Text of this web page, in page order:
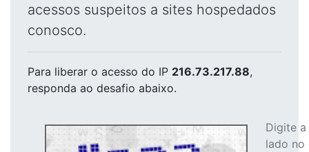
acessos suspeitos a sites hospedados
conosco.
Para liberar o acesso do IP 216.73.217.88,
responda ao desafio abaixo.
Digite
lado no